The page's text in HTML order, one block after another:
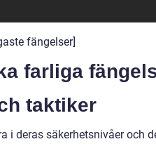
fängelser]
farliga
taktiker
i deras säkerhetsnivåer och